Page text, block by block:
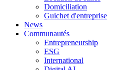
Domiciliation
Guichet d'entreprise
News
Communautés
Entrepreneurship
ESG
International